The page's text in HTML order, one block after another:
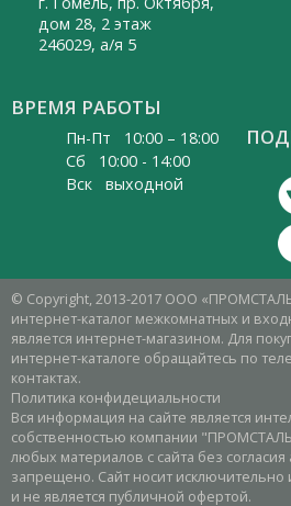
дом 28, 2 этаж
246029, а/я 5
ВРЕМЯ РАБОТЫ
Пн-Пт 10:00 – 18:00
Cб 10:00 - 14:00
Вск выходной
© Copyright, 2013-2017 ООО
интернет-каталог межкомнатных и
является интернет-магазином. Для
интернет-каталоге обращайтесь по
контактах.
Политика конфидециальности
Вся информация на сайте является
собственностью компании
любых материалов с сайта без
запрещено. Сайт носит
и не является публичной офертой.